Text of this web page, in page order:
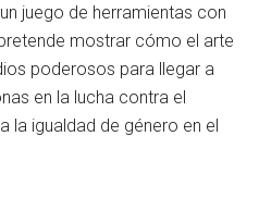
juego de herramientas con
mostrar cómo el arte
poderosos para llegar a
en la lucha contra el
la igualdad de género en el